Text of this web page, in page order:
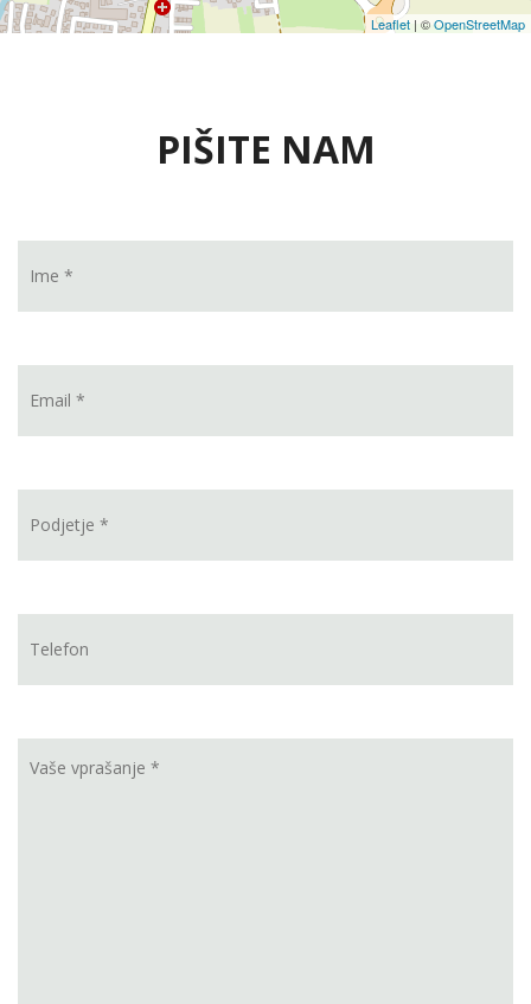
Leaflet | ©OpenStreetMap
PIŠITE NAM